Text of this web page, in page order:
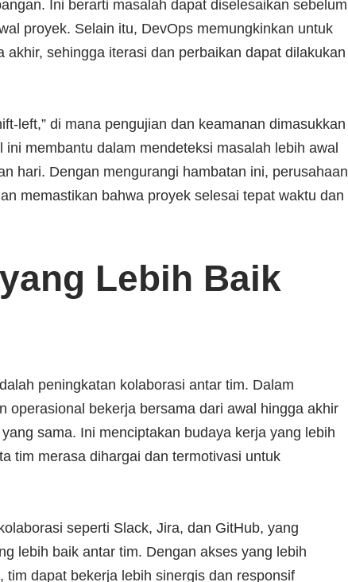
Ini berarti masalah dapat diselesaikan sebelum
proyek. Selain itu, DevOps memungkinkan untuk
sehingga iterasi dan perbaikan dapat dilakukan
left,” di mana pengujian dan keamanan dimasukkan
membantu dalam mendeteksi masalah lebih awal
hari. Dengan mengurangi hambatan ini, perusahaan
memastikan bahwa proyek selesai tepat waktu dan
Lebih Baik
peningkatan kolaborasi antar tim. Dalam
operasional bekerja bersama dari awal hingga akhir
sama. Ini menciptakan budaya kerja yang lebih
tim merasa dihargai dan termotivasi untuk
seperti Slack, Jira, dan GitHub, yang
lebih baik antar tim. Dengan akses yang lebih
dapat bekerja lebih sinergis dan responsif